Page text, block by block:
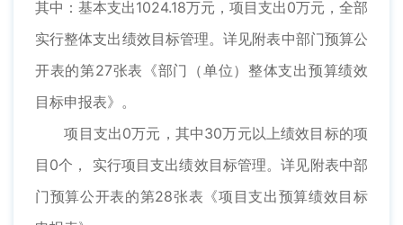
其中：基本支出1024.18万元，项目支出0万元，全部
实行整体支出绩效目标管理。详见附表中部门预算公
开表的第27张表《部门（单位）整体支出预算绩效
目标申报表》。
项目支出0万元，其中30万元以上绩效目标的项
目0个， 实行项目支出绩效目标管理。详见附表中部
门预算公开表的第28张表《项目支出预算绩效目标